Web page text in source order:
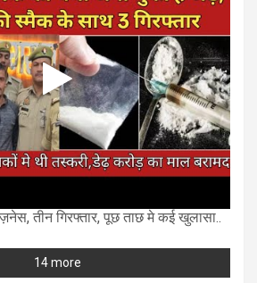
तीन गिरफ्तार, पूछ ताछ मे कई खुलासा..
14 more